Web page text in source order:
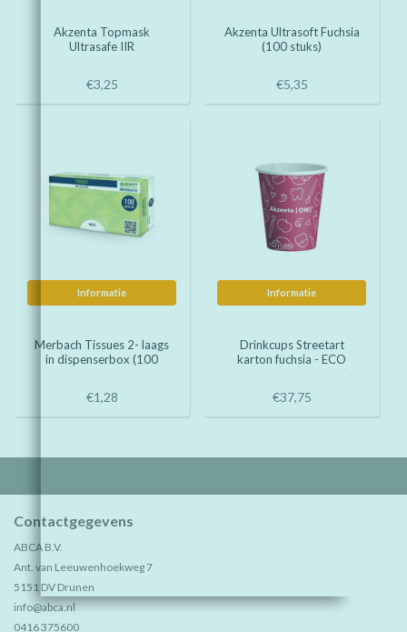
Akzenta Topmask
Ultrasafe IIR
mondmaskers Fuchsia (50
€3,25
Akzenta Ultrasoft Fuchsia
(100 stuks)
€5,35
Informatie
Merbach Tissues 2- laags
in dispenserbox (100
stuks)
€1,28
Informatie
Drinkcups Streetart
karton fuchsia - ECO
Friendly (1000 stuks)
€37,75
Contactgegevens
ABCA B.V.
Ant. van Leeuwenhoekweg 7
5151 DV Drunen
info@abca.nl
0416 375600